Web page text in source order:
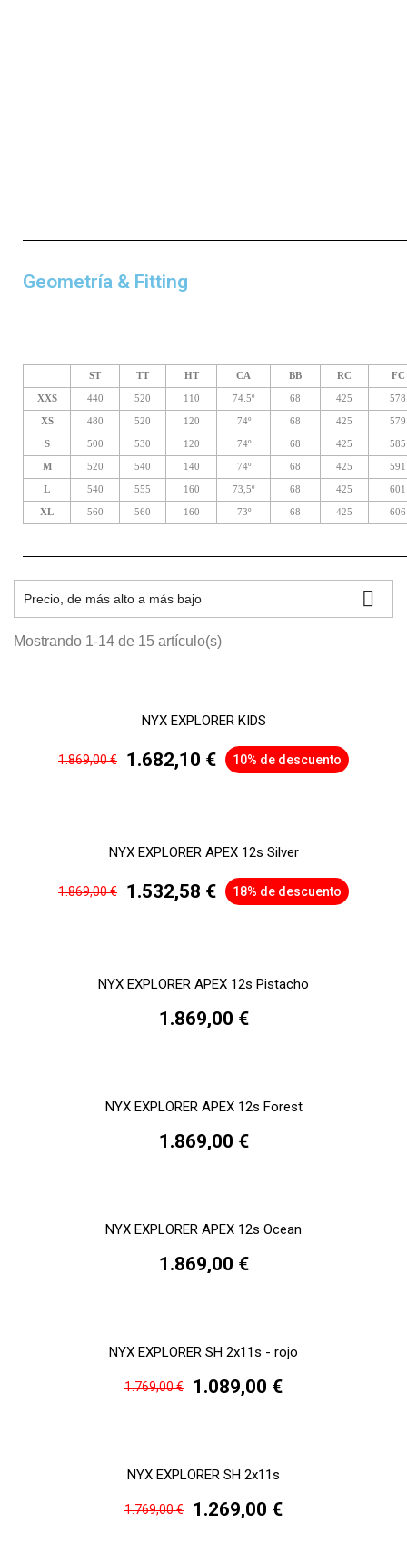
Geometría & Fitting
ST TT HT CA BB RC FC
XXS 440 520 110 74.5º 68 425 578
XS 480 520 120 74º 68 425 579
S 500 530 120 74º 68 425 585
M 520 540 140 74º 68 425 591
L 540 555 160 73,5º 68 425 601
XL 560 560 160 73º 68 425 606
Precio, de más alto a más bajo 
Mostrando 1-14 de 15 artículo(s)
NYX EXPLORER KIDS
1.869,00 € 1.682,10 € 10% de descuento
NYX EXPLORER APEX 12s Silver
1.869,00 € 1.532,58 € 18% de descuento
NYX EXPLORER APEX 12s Pistacho
1.869,00 €
NYX EXPLORER APEX 12s Forest
1.869,00 €
NYX EXPLORER APEX 12s Ocean
1.869,00 €
NYX EXPLORER SH 2x11s - rojo
1.769,00 € 1.089,00 €
NYX EXPLORER SH 2x11s
1.769,00 € 1.269,00 €